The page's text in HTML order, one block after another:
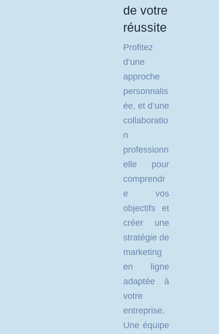
de votre
réussite
Profitez
d’une
approche
personnalis
ée, et d’une
collaboratio
n
professionn
elle pour
comprendr
e vos
objectifs et
créer une
stratégie de
marketing
en ligne
adaptée à
votre
entreprise.
Une équipe